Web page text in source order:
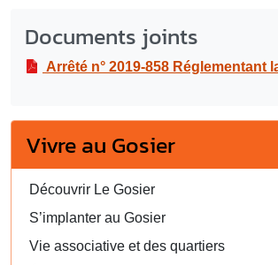
Documents joints
Arrêté n° 2019-858 Réglementant la circulation et le stationnement pour des travaux de réfection de la voirie à la rue Paul
Vivre au Gosier
Découvrir Le Gosier
S’implanter au Gosier
Vie associative et des quartiers